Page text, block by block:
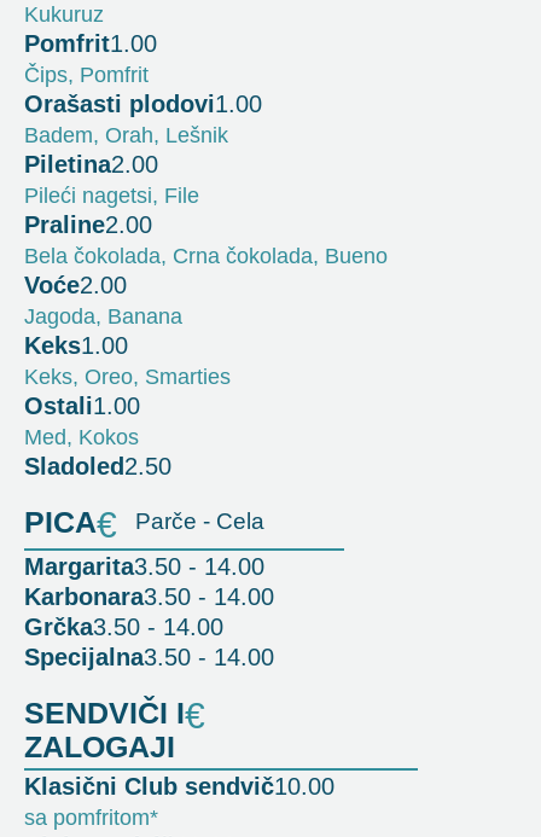
Kukuruz
Pomfrit1.00
Čips, Pomfrit
Orašasti plodovi1.00
Badem, Orah, Lešnik
Piletina2.00
Pileći nagetsi, File
Praline2.00
Bela čokolada, Crna čokolada, Bueno
Voće2.00
Jagoda, Banana
Keks1.00
Keks, Oreo, Smarties
Ostali1.00
Med, Kokos
Sladoled 2.50
PICA€ Parče - Cela
Margarita3.50 - 14.00
Karbonara3.50 - 14.00
Grčka3.50 - 14.00
Specijalna3.50 - 14.00
SENDVIČI I
ZALOGAJI
€
Klasični Club sendvič10.00
sa pomfritom*